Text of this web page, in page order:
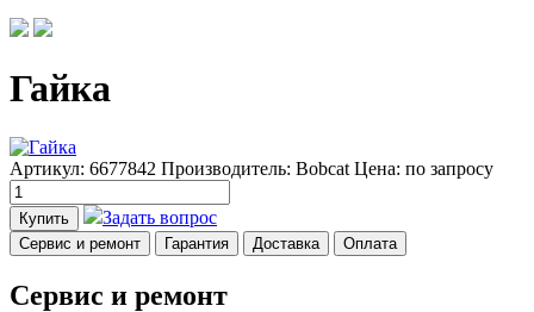
Гайка
Артикул: 6677842 Производитель: Bobcat Цена: по запросу
Купить Задать вопрос
Сервис и ремонт Гарантия Доставка Оплата
Сервис и ремонт